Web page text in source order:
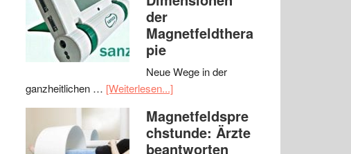
der
Magnetfeldthera
pie
Neue Wege in der
ganzheitlichen … [Weiterlesen...]
Magnetfeldspre
chstunde: Ärzte
beantworten